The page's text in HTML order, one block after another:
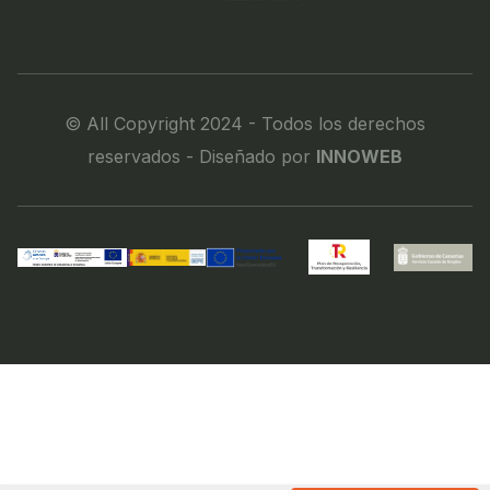
© All Copyright 2024 - Todos los derechos
reservados - Diseñado por INNOWEB